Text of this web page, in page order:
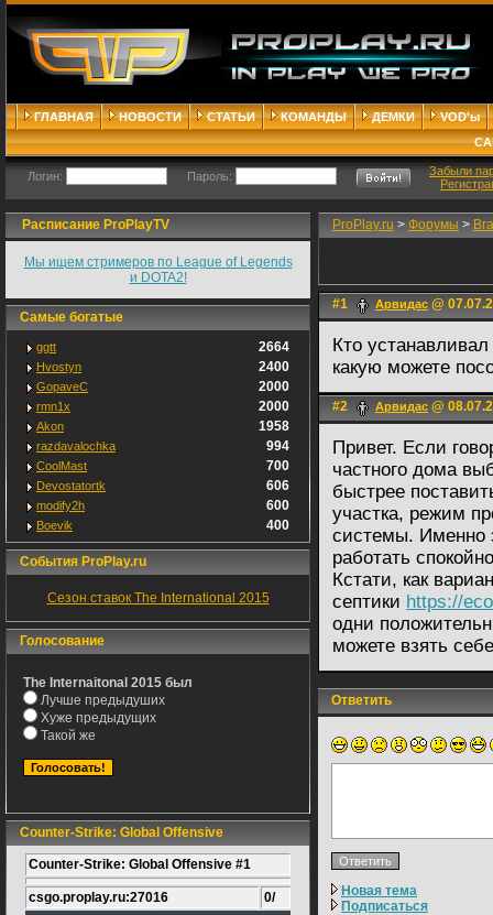
ГЛАВНАЯ НОВОСТИ СТАТЬИ КОМАНДЫ ДЕМКИ
VOD'ы
Логин: Пароль:
Забыли
Расписание ProPlayTV
Мы ищем стримеров по League of Legends
и DOTA2!
Самые богатые
ggtt 2664
Hvostyn 2400
GopaveC 2000
rmn1x 2000
Akon 1958
razdavalochka 994
CoolMast 700
Devostatortk 606
modify2h 600
Boevik 400
События ProPlay.ru
Сезон ставок The International 2015
Голосование
The Internaitonal 2015 был
Лучше предыдуших
Хуже предыдущих
Такой же
Counter-Strike: Global Offensive
Counter-Strike: Global Offensive #1
csgo.proplay.ru:27016 0/
ProPlay.ru > Форумы >
#1 Арвидас @
Кто
какую можете
#2 Арвидас @
Привет. Если
частного дома
быстрее
участка, режим
системы. Именно
работать
Кстати, как
септики https://
одни
можете взять
Ответить
Новая тема
Подписаться